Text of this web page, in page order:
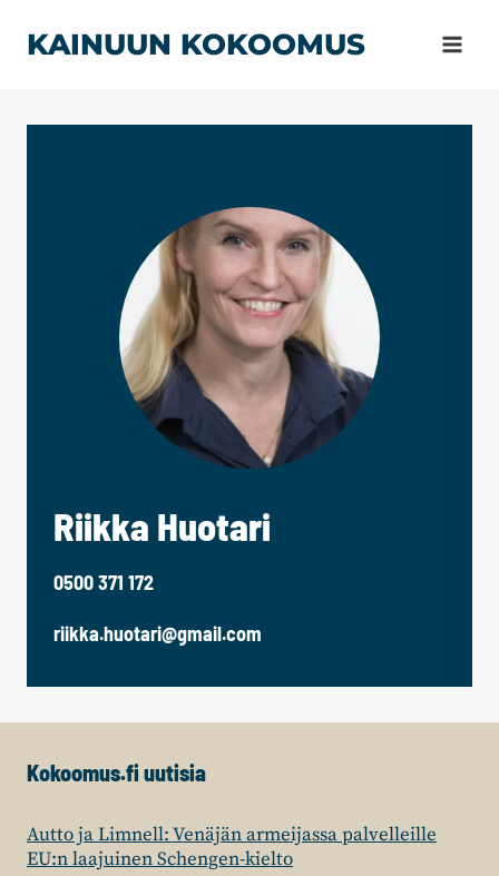
sisältöön
KAINUUN KOKOOMUS
Riikka Huotari
0500 371 172
riikka.huotari@gmail.com
Kokoomus.fi uutisia
Autto ja Limnell: Venäjän armeijassa palvelleille
EU:n laajuinen Schengen-kielto